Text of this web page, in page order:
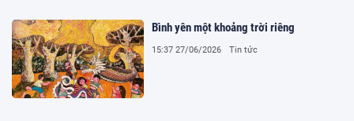
Bình yên một khoảng trời riêng
15:37 27/06/2026 Tin tức